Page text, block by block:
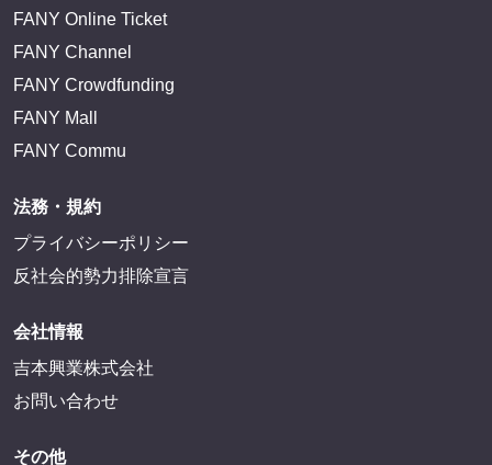
FANY Online Ticket
FANY Channel
FANY Crowdfunding
FANY Mall
FANY Commu
法務・規約
プライバシーポリシー
反社会的勢力排除宣言
会社情報
吉本興業株式会社
お問い合わせ
その他